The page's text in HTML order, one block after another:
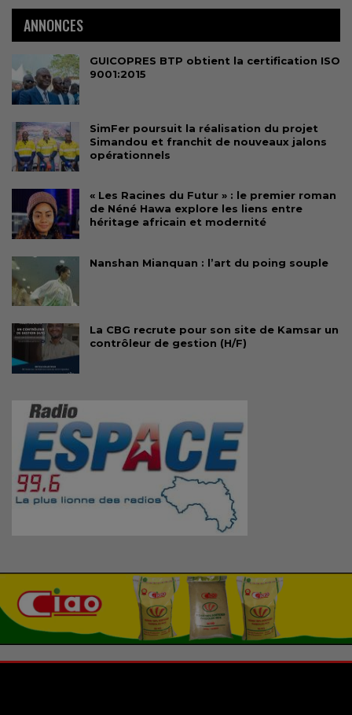
ANNONCES
GUICOPRES BTP obtient la certification ISO
9001:2015
SimFer poursuit la réalisation du projet
Simandou et franchit de nouveaux jalons
opérationnels
« Les Racines du Futur » : le premier roman
de Néné Hawa explore les liens entre
héritage africain et modernité
Nanshan Mianquan : l’art du poing souple
La CBG recrute pour son site de Kamsar un
contrôleur de gestion (H/F)